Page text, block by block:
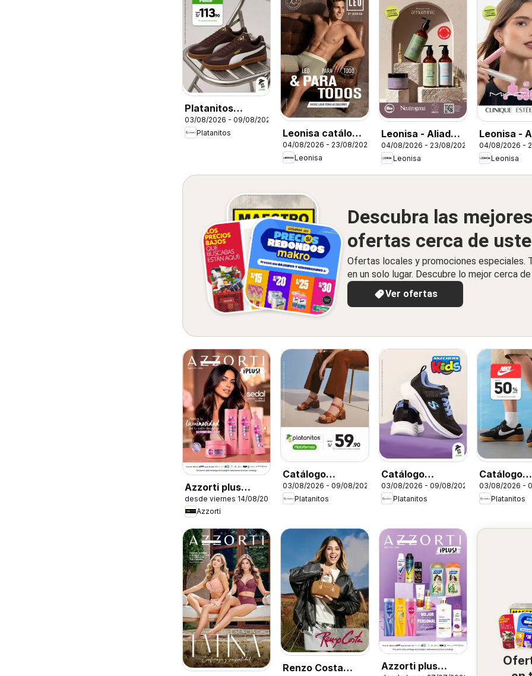
Platanitos
catálogo
03/08/2026 - 09/08/2026
Platanitos
Leonisa catálogo
Leo - Campaña 12
04/08/2026 - 23/08/2026
Leonisa
Leonisa - Aliados
Leonisa
04/08/2026 - 23/08/2026
Leonisa
Leonisa -
Leonisa II
04/08/2026 -
Leonisa
Descubra las mejores
ofertas cerca de
Ofertas locales y promociones especiales.
en un solo lugar. Descubre lo mejor cerca
Ver ofertas
Azzorti plus
catálogo -
Campaña 13
desde viernes 14/08/2026
Azzorti
Catálogo
Platanitos -
Plataformas
03/08/2026 - 09/08/2026
Platanitos
Catálogo
Platanitos -
Skechers Kids
03/08/2026 - 09/08/2026
Platanitos
Catálogo
Platanitos
03/08/2026 -
Platanitos
Renzo Costa
Azzorti plus